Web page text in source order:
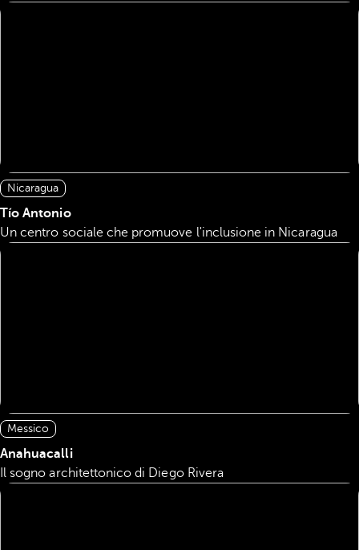
Nicaragua
Tío Antonio
Un centro sociale che promuove l'inclusione in Nicaragua
Messico
Anahuacalli
Il sogno architettonico di Diego Rivera